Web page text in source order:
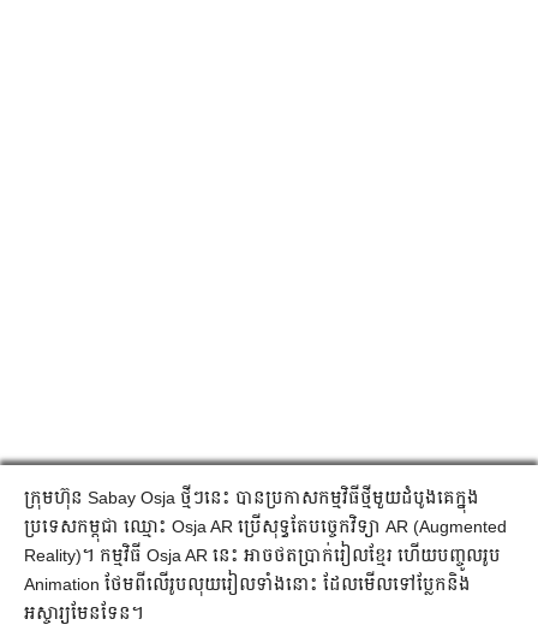
​ក្រុមហ៊ុន Sabay Osja ថ្មីៗ​នេះ បាន​ប្រកាស​កម្មវិធី​ថ្មី​​​មួយ​ដំបូង​គេ​ក្នុង​
ប្រទេស​កម្ពុជា​ ​ឈ្មោះ Osja AR ​ប្រើ​សុទ្ធ​តែ​បច្ចេកវិទ្យា AR (Augmented
Reality)។ កម្មវិធី Osja AR នេះ អាច​ថត​ប្រាក់​រៀល​ខ្មែរ​ ហើយ​បញ្ចូល​រូប
Animation ថែម​ពី​លើ​រូប​លុយ​រៀល​ទាំង​នោះ ដែល​មើល​ទៅ​ប្លែក​និង​
អស្ចារ្យ​មែន​ទែន។